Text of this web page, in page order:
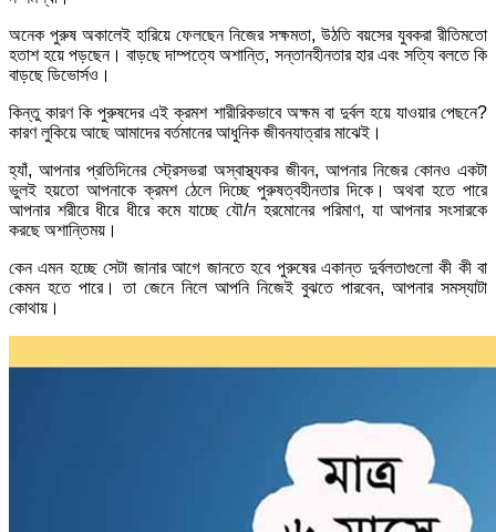
অনেক পুরুষ অকালেই হারিয়ে ফেলছেন নিজের সক্ষমতা, উঠতি বয়সের যুবকরা রীতিমতো
হতাশ হয়ে পড়ছেন। বাড়ছে দাম্পত্যে অশান্তি, সন্তানহীনতার হার এবং সত্যি বলতে কি
বাড়ছে ডিভোর্সও।
কিন্তু কারণ কি পুরুষদের এই ক্রমশ শারীরিকভাবে অক্ষম বা দুর্বল হয়ে যাওয়ার পেছনে?
কারণ লুকিয়ে আছে আমাদের বর্তমানের আধুনিক জীবনযাত্রার মাঝেই।
হ্যাঁ, আপনার প্রতিদিনের স্ট্রেসভরা অস্বাস্থ্যকর জীবন, আপনার নিজের কোনও একটা
ভুলই হয়তো আপনাকে ক্রমশ ঠেলে দিচ্ছে পুরুষত্বহীনতার দিকে। অথবা হতে পারে
আপনার শরীরে ধীরে ধীরে কমে যাচ্ছে যৌ/ন হরমোনের পরিমাণ, যা আপনার সংসারকে
করছে অশান্তিময়।
কেন এমন হচ্ছে সেটা জানার আগে জানতে হবে পুরুষের একান্ত দুর্বলতাগুলো কী কী বা
কেমন হতে পারে। তা জেনে নিলে আপনি নিজেই বুঝতে পারবেন, আপনার সমস্যাটা
কোথায়।